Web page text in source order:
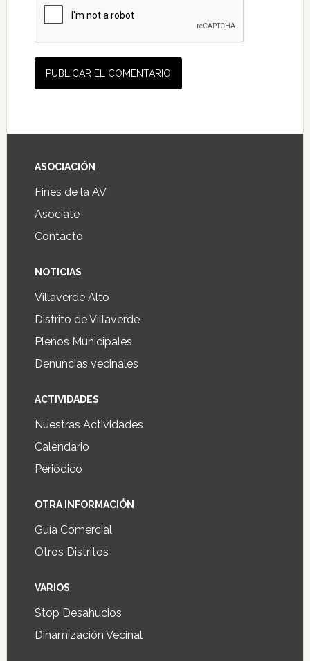
ASOCIACIÓN
Fines de la AV
Asociate
Contacto
NOTICIAS
Villaverde Alto
Distrito de Villaverde
Plenos Municipales
Denuncias vecinales
ACTIVIDADES
Nuestras Actividades
Calendario
Periódico
OTRA INFORMACIÓN
Guía Comercial
Otros Distritos
VARIOS
Stop Desahucios
Dinamización Vecinal